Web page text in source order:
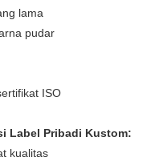
lama
pudar
ISO
Label Pribadi Kustom:
kualitas